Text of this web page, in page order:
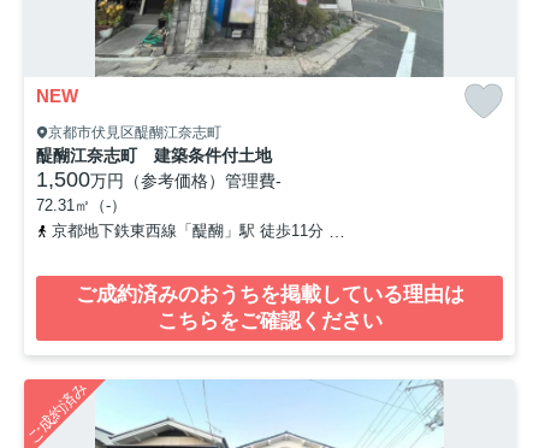
NEW
京都市伏見区醍醐江奈志町
醍醐江奈志町 建築条件付土地
1,500万円（参考価格） 管理費-
72.31㎡（-）
京都地下鉄東西線「醍醐」駅 徒歩11分
ご成約済みのおうちを掲載している理由は
こちらをご確認ください
ご成約済み